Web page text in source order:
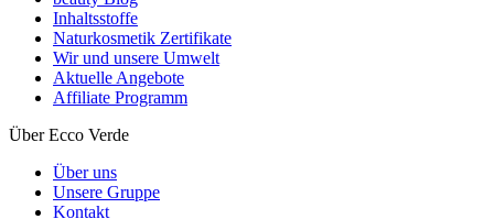
Inhaltsstoffe
Naturkosmetik Zertifikate
Wir und unsere Umwelt
Aktuelle Angebote
Affiliate Programm
Über Ecco Verde
Über uns
Unsere Gruppe
Kontakt